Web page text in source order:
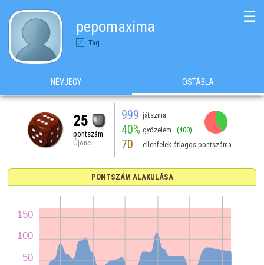
pepomaxima
Tag
☰
NÉVJEGY OSTÁBLA
25
pontszám
Újonc
999 játszma
40% győzelem (400)
70 ellenfelek átlagos pontszáma
PONTSZÁM ALAKULÁSA